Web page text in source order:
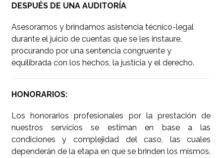
DESPUÉS DE UNA AUDITORÍA
Asesoramos y brindamos asistencia técnico-legal
durante el juicio de cuentas que se les instaure,
procurando por una sentencia congruente y
equilibrada con los hechos, la justicia y el derecho.
HONORARIOS:
Los honorarios profesionales por la prestación de
nuestros servicios se estiman en base a las
condiciones y complejidad del caso, las cuales
dependerán de la etapa en que se brinden los mismos.